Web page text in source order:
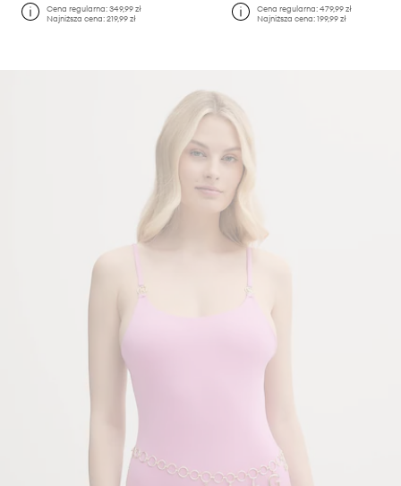
Cena regularna:349,99 zł
Najniższa cena:219,99 zł
Cena regularna: 479,99 zł
Najniższa cena: 199,99 zł